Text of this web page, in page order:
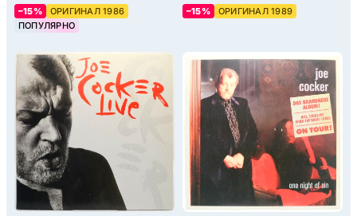
–15%
ОРИГИНАЛ 1986
ПОПУЛЯРНО
–15% ОРИГИНАЛ 1989